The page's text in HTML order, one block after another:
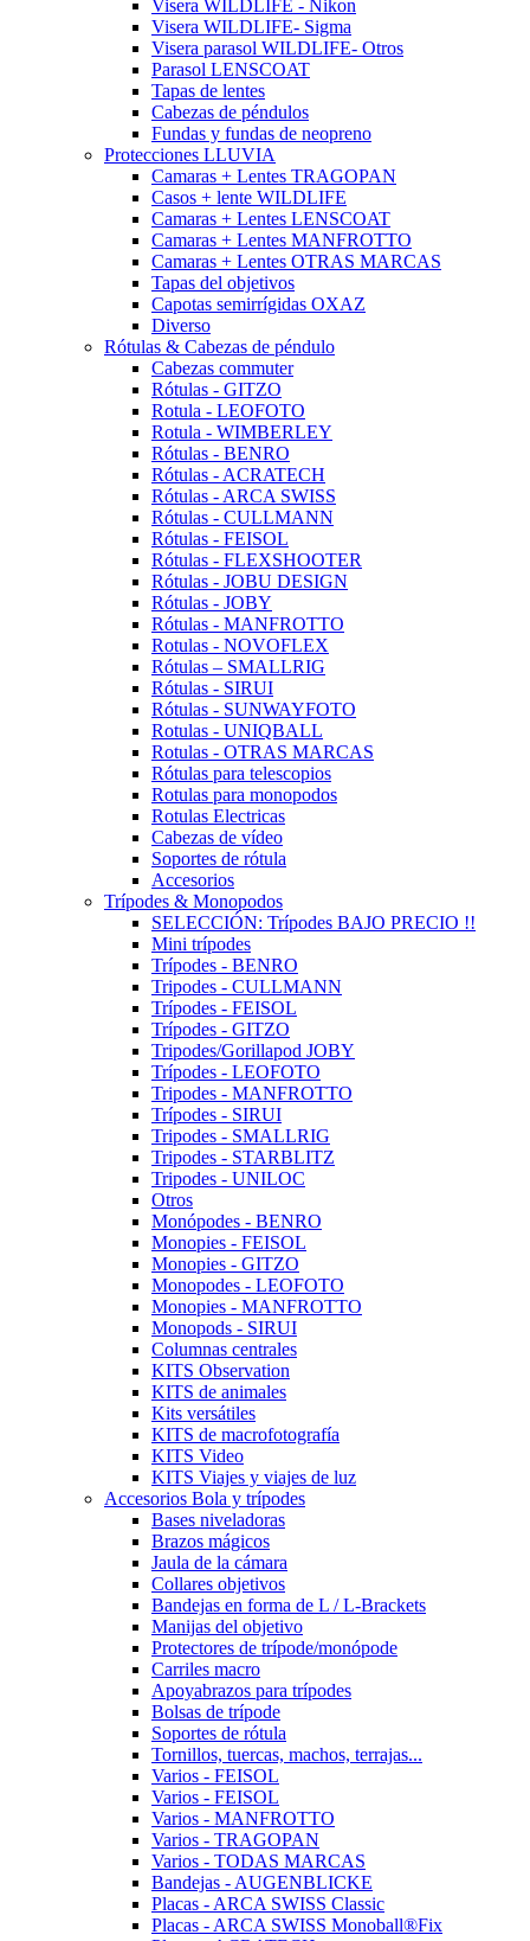
Visera WILDLIFE - Nikon
Visera WILDLIFE- Sigma
Visera parasol WILDLIFE- Otros
Parasol LENSCOAT
Tapas de lentes
Cabezas de péndulos
Fundas y fundas de neopreno
Protecciones LLUVIA
Camaras + Lentes TRAGOPAN
Casos + lente WILDLIFE
Camaras + Lentes LENSCOAT
Camaras + Lentes MANFROTTO
Camaras + Lentes OTRAS MARCAS
Tapas del objetivos
Capotas semirrígidas OXAZ
Diverso
Rótulas & Cabezas de péndulo
Cabezas commuter
Rótulas - GITZO
Rotula - LEOFOTO
Rotula - WIMBERLEY
Rótulas - BENRO
Rótulas - ACRATECH
Rótulas - ARCA SWISS
Rótulas - CULLMANN
Rótulas - FEISOL
Rótulas - FLEXSHOOTER
Rótulas - JOBU DESIGN
Rótulas - JOBY
Rótulas - MANFROTTO
Rotulas - NOVOFLEX
Rótulas – SMALLRIG
Rótulas - SIRUI
Rótulas - SUNWAYFOTO
Rotulas - UNIQBALL
Rotulas - OTRAS MARCAS
Rótulas para telescopios
Rotulas para monopodos
Rotulas Electricas
Cabezas de vídeo
Soportes de rótula
Accesorios
Trípodes & Monopodos
SELECCIÓN: Trípodes BAJO PRECIO !!
Mini trípodes
Trípodes - BENRO
Tripodes - CULLMANN
Trípodes - FEISOL
Trípodes - GITZO
Tripodes/Gorillapod JOBY
Trípodes - LEOFOTO
Tripodes - MANFROTTO
Trípodes - SIRUI
Tripodes - SMALLRIG
Tripodes - STARBLITZ
Tripodes - UNILOC
Otros
Monópodes - BENRO
Monopies - FEISOL
Monopies - GITZO
Monopodes - LEOFOTO
Monopies - MANFROTTO
Monopods - SIRUI
Columnas centrales
KITS Observation
KITS de animales
Kits versátiles
KITS de macrofotografía
KITS Video
KITS Viajes y viajes de luz
Accesorios Bola y trípodes
Bases niveladoras
Brazos mágicos
Jaula de la cámara
Collares objetivos
Bandejas en forma de L / L-Brackets
Manijas del objetivo
Protectores de trípode/monópode
Carriles macro
Apoyabrazos para trípodes
Bolsas de trípode
Soportes de rótula
Tornillos, tuercas, machos, terrajas...
Varios - FEISOL
Varios - FEISOL
Varios - MANFROTTO
Varios - TRAGOPAN
Varios - TODAS MARCAS
Bandejas - AUGENBLICKE
Placas - ARCA SWISS Classic
Placas - ARCA SWISS Monoball®Fix